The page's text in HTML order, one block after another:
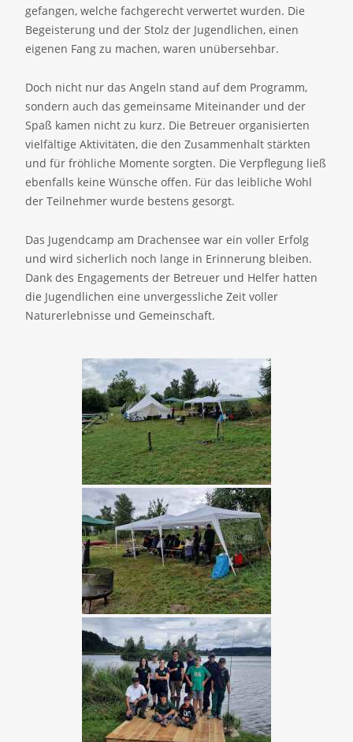
gefangen, welche fachgerecht verwertet wurden. Die
Begeisterung und der Stolz der Jugendlichen, einen
eigenen Fang zu machen, waren unübersehbar.
Doch nicht nur das Angeln stand auf dem Programm,
sondern auch das gemeinsame Miteinander und der
Spaß kamen nicht zu kurz. Die Betreuer organisierten
vielfältige Aktivitäten, die den Zusammenhalt stärkten
und für fröhliche Momente sorgten. Die Verpflegung ließ
ebenfalls keine Wünsche offen. Für das leibliche Wohl
der Teilnehmer wurde bestens gesorgt.
Das Jugendcamp am Drachensee war ein voller Erfolg
und wird sicherlich noch lange in Erinnerung bleiben.
Dank des Engagements der Betreuer und Helfer hatten
die Jugendlichen eine unvergessliche Zeit voller
Naturerlebnisse und Gemeinschaft.